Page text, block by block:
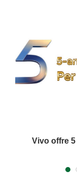
Vivo offre